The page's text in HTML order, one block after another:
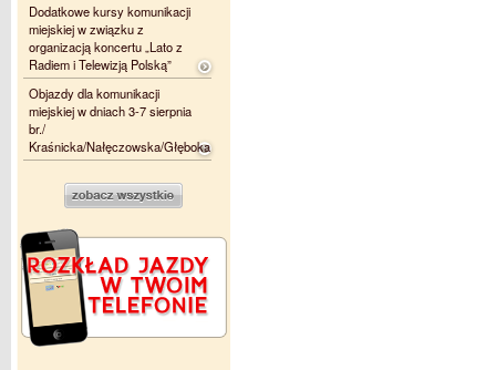
Dodatkowe kursy komunikacji
miejskiej w związku z
organizacją koncertu „Lato z
Radiem i Telewizją Polską”
Objazdy dla komunikacji
miejskiej w dniach 3-7 sierpnia
br./
Kraśnicka/Nałęczowska/Głęboka